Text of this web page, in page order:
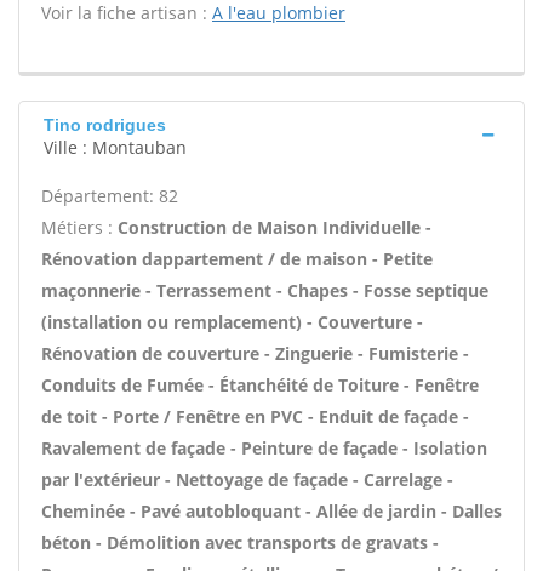
Voir la fiche artisan : A l'eau plombier
Tino rodrigues
Ville : Montauban
Département: 82
Métiers : Construction de Maison Individuelle -
Rénovation dappartement / de maison - Petite
maçonnerie - Terrassement - Chapes - Fosse septique
(installation ou remplacement) - Couverture -
Rénovation de couverture - Zinguerie - Fumisterie -
Conduits de Fumée - Étanchéité de Toiture - Fenêtre
de toit - Porte / Fenêtre en PVC - Enduit de façade -
Ravalement de façade - Peinture de façade - Isolation
par l'extérieur - Nettoyage de façade - Carrelage -
Cheminée - Pavé autobloquant - Allée de jardin - Dalles
béton - Démolition avec transports de gravats -